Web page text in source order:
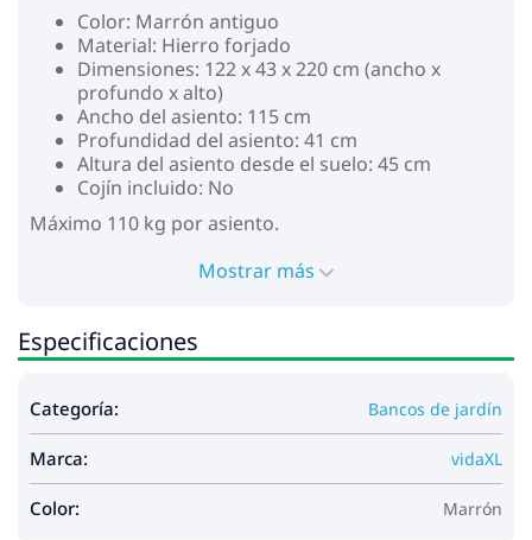
Color: Marrón antiguo
Material: Hierro forjado
Dimensiones: 122 x 43 x 220 cm (ancho x
profundo x alto)
Ancho del asiento: 115 cm
Profundidad del asiento: 41 cm
Altura del asiento desde el suelo: 45 cm
Cojín incluido: No
Máximo 110 kg por asiento.
Mostrar más
Especificaciones
Categoría: Bancos de jardín
Marca: vidaXL
Color: Marrón